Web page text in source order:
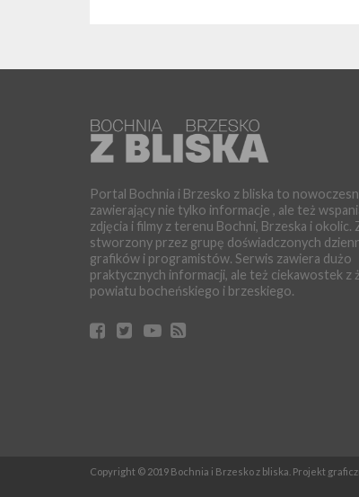
Portal Bochnia i Brzesko z bliska to
zawierający nie tylko informacje , ale też
zdjęcia i filmy z terenu Bochni, Brzeska i okolic.
stworzony przez grupę doświadczonych
grafików i programistów. Serwis zawiera dużo
praktycznych informacji, ale też ciekawostek z
powiatu bocheńskiego i brzeskiego.
Copyright © 2019 Bochnia i Brzesko z bliska. Projekt